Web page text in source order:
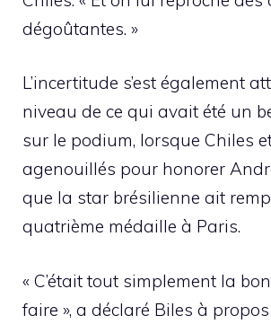
dégoûtantes. »
L’incertitude s’est également
niveau de ce qui avait été un
sur le podium, lorsque Chiles
agenouillés pour honorer
que la star brésilienne ait
quatrième médaille à Paris.
« C’était tout simplement la
faire », a déclaré Biles à